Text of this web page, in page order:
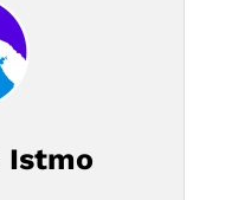
Istmo